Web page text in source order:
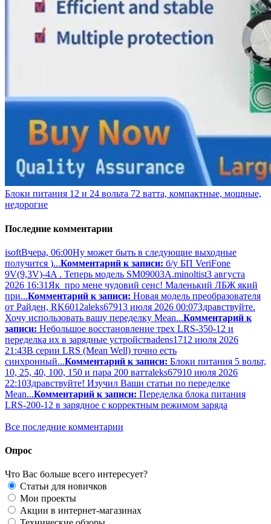
Блоки питания 12 и 24 вольта 72 ватта, компактные, мощные,
недорогие
Последние комментарии
isoftВчера, 06:00Ну может быть в следующие выходные
получится )...Комментарий к записи: б/у БП VeriFone
9V(9,3V)-4A . Теперь модель SM09003A.minoltist3 августа
2026 16:31 Як про мене чудовий сенс! Маленький ЛБЖ який
при...Комментарий к записи: Новая модель преобразователя
от Райден, RK6012aleks67913 июля 2026 00:07Здравствуйте.
Хочу использовать вашу переделку Mean...Комментарий к
записи: Небольшое восстановление трех LRS-350-12 и
переделка их в зарядные устройстваdens1712 июля 2026
21:43В серии LRS (Mean Well) точно есть
синхронный...Комментарий к записи: Блоки питания 5 вольт,
10, 25, 40, 100, 150 и пара 200 ваттaleks67910 июля 2026
22:10Здравствуйте! Изучил Ваши статьи по переделке
Mean...Комментарий к записи: Переделка блока питания
LRS-200-12 в зарядное с корректным режимом заряда
Все последние комментарии
Опрос
Что Вас больше всего интересует?
Статьи для новичков
Мои проекты
Акции в интернет-магазинах